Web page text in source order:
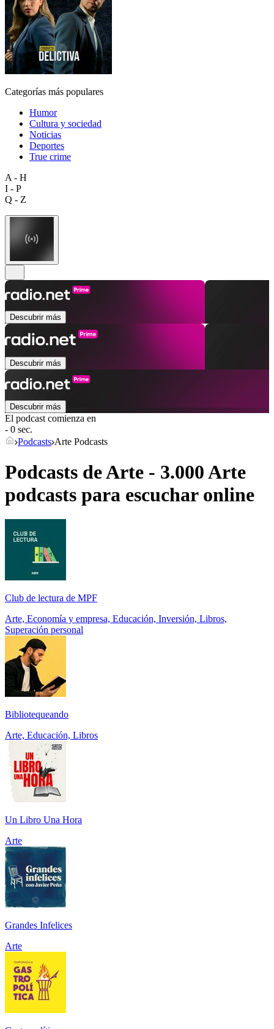
Categorías más populares
Humor
Cultura y sociedad
Noticias
Deportes
True crime
A - H
I - P
Q - Z
Descubrir más
Descubrir más
Descubrir más
El podcast comienza en
- 0 sec.
Podcasts Arte Podcasts
Podcasts de Arte - 3.000 Arte
podcasts para escuchar online
Club de lectura de MPF
Arte, Economía y empresa, Educación, Inversión, Libros,
Superación personal
Bibliotequeando
Arte, Educación, Libros
Un Libro Una Hora
Arte
Grandes Infelices
Arte